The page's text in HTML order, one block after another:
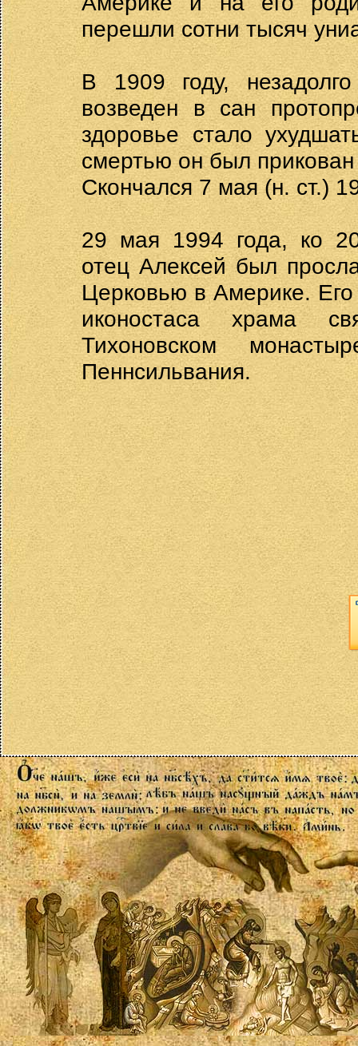
перешли сотни тысяч
В 1909 году,
возведен в сан
здоровье стало
смертью он был прикован
Скончался 7 мая (н. ст.)
29 мая 1994 года, ко
отец Алексей был
Церковью в Америке.
иконостаса храма
Тихоновском
Пеннсильвания.